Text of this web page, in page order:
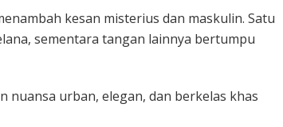
kesan misterius dan maskulin. Satu
sementara tangan lainnya bertumpu
nuansa urban, elegan, dan berkelas khas